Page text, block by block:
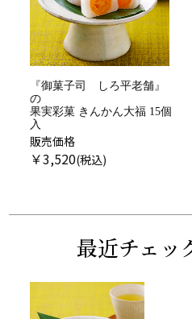
『御菓子司 しろ平老舗』
の
果実彩菓 きんかん大福 15個
入
販売価格
￥3,520
最近チェッ